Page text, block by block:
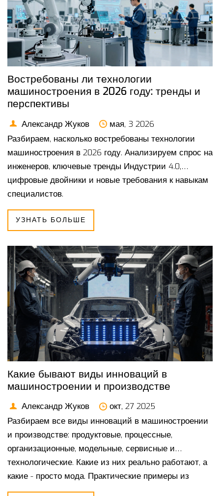
Востребованы ли технологии
машиностроения в 2026 году: тренды и
перспективы
Александр Жуков
мая, 3 2026
Разбираем, насколько востребованы технологии
машиностроения в 2026 году. Анализируем спрос на
инженеров, ключевые тренды Индустрии 4.0,
цифровые двойники и новые требования к навыкам
специалистов.
УЗНАТЬ БОЛЬШЕ
Какие бывают виды инноваций в
машиностроении и производстве
Александр Жуков
окт, 27 2025
Разбираем все виды инноваций в машиностроении
и производстве: продуктовые, процессные,
организационные, модельные, сервисные и
технологические. Какие из них реально работают, а
какие - просто мода. Практические примеры из
российских заводов.